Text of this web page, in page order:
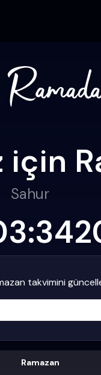
için
Sahur
takvimini
Ramazan